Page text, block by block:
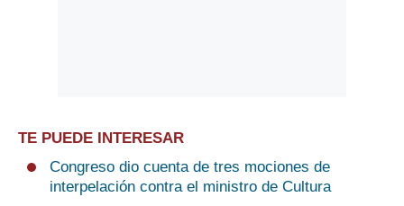
TE PUEDE INTERESAR
Congreso dio cuenta de tres mociones de
interpelación contra el ministro de Cultura